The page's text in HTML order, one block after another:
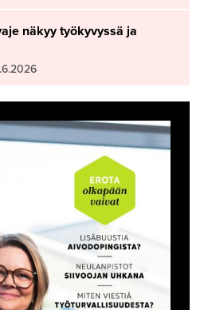
näkyy työkyvyssä ja